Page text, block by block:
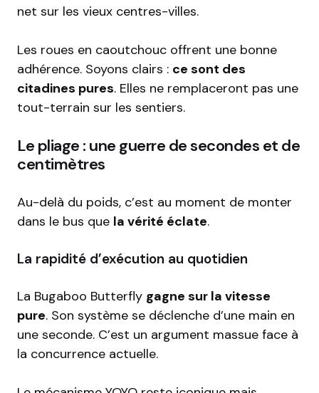
net sur les vieux centres-villes.
Les roues en caoutchouc offrent une bonne
adhérence. Soyons clairs : ce sont des
citadines pures. Elles ne remplaceront pas une
tout-terrain sur les sentiers.
Le pliage : une guerre de secondes et de
centimètres
Au-delà du poids, c’est au moment de monter
dans le bus que la vérité éclate.
La rapidité d’exécution au quotidien
La Bugaboo Butterfly gagne sur la vitesse
pure. Son système se déclenche d’une main en
une seconde. C’est un argument massue face à
la concurrence actuelle.